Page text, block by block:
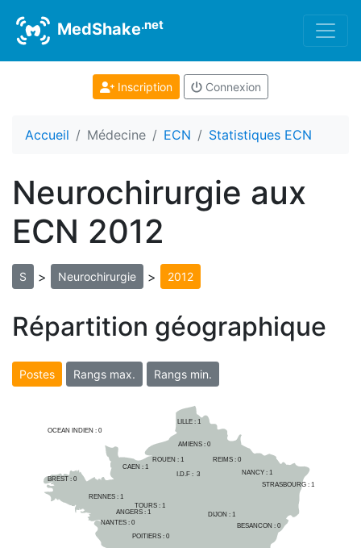
MedShake.net
Inscription Connexion
Accueil Médecine ECN Statistiques ECN
Neurochirurgie aux
ECN 2012
S > Neurochirurgie > 2012
Répartition géographique
Postes Rangs max. Rangs min.
AMIENS : 0
LILLE : 1
I.D.F : 3
ANGERS : 1
OCEAN INDIEN : 0
BESANCON : 0
BREST : 0
CAEN : 1
DIJON : 1
NANCY : 1
NANTES : 0
POITIERS : 0
REIMS : 0
RENNES : 1
ROUEN : 1
STRASBOURG : 1
TOURS : 1